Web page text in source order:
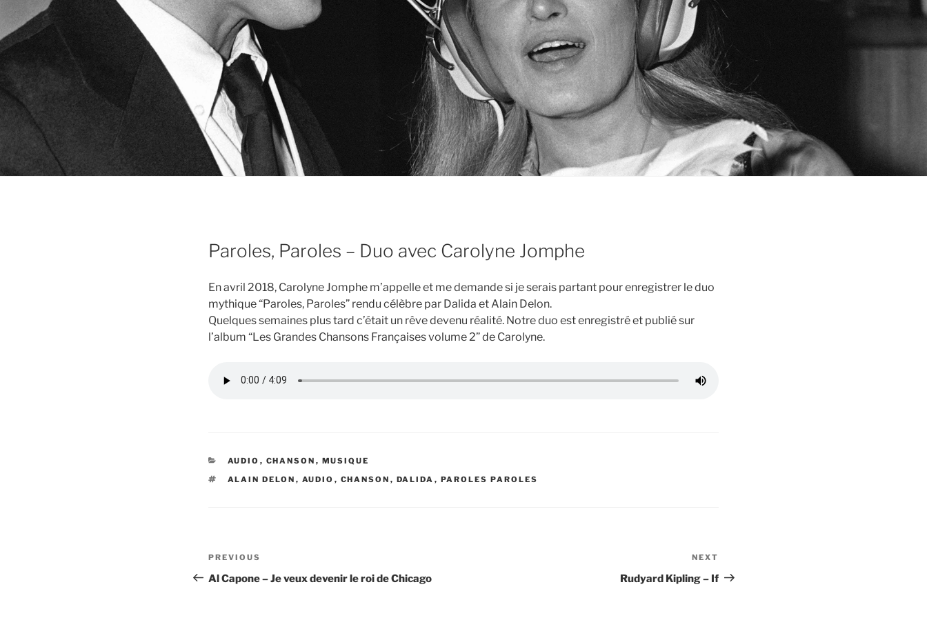
Paroles, Paroles – Duo avec Carolyne Jomphe
En avril 2018, Carolyne Jomphe m’appelle et me demande si je serais partant pour enregistrer le duo
mythique “Paroles, Paroles” rendu célèbre par Dalida et Alain Delon.
Quelques semaines plus tard c’était un rêve devenu réalité. Notre duo est enregistré et publié sur
l’album “Les Grandes Chansons Françaises volume 2” de Carolyne.
CATEGORIES
AUDIO , CHANSON , MUSIQUE
TAGS
ALAIN DELON , AUDIO , CHANSON , DALIDA , PAROLES PAROLES
Post
navigation
Previous
Post
PREVIOUS
Al Capone – Je veux devenir le roi de Chicago
Post
NEXT
Rudyard Kipling – If